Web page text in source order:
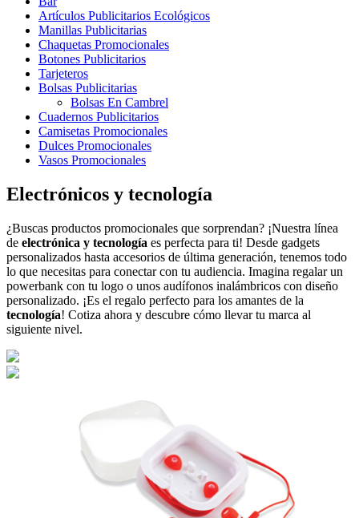
Artículos Publicitarios Ecológicos
Manillas Publicitarias
Chaquetas Promocionales
Botones Publicitarios
Tarjeteros
Bolsas Publicitarias
Bolsas En Cambrel
Cuadernos Publicitarios
Camisetas Promocionales
Dulces Promocionales
Vasos Promocionales
Electrónicos y tecnología
¿Buscas productos promocionales que sorprendan? ¡Nuestra línea
de electrónica y tecnología es perfecta para ti! Desde gadgets
personalizados hasta accesorios de última generación, tenemos todo
lo que necesitas para conectar con tu audiencia. Imagina regalar un
powerbank con tu logo o unos audífonos inalámbricos con diseño
personalizado. ¡Es el regalo perfecto para los amantes de la
tecnología! Cotiza ahora y descubre cómo llevar tu marca al
siguiente nivel.